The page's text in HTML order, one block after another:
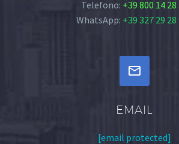
Telefono: +39 800 14 28
WhatsApp: +39 327 29 28


EMAIL
[email protected]